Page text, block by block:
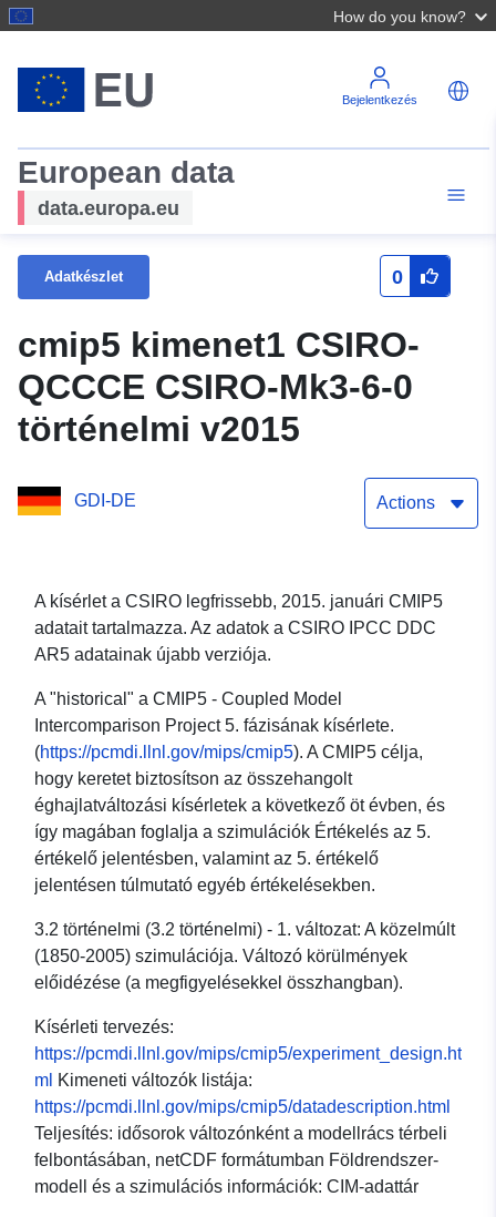
How do you know?
Bejelentkezés
European data
data.europa.eu
Adatkészlet 0
cmip5 kimenet1 CSIRO-
QCCCE CSIRO-Mk3-6-0
történelmi v2015
GDI-DE Actions
A kísérlet a CSIRO legfrissebb, 2015. januári CMIP5
adatait tartalmazza. Az adatok a CSIRO IPCC DDC
AR5 adatainak újabb verziója.
A "historical" a CMIP5 - Coupled Model
Intercomparison Project 5. fázisának kísérlete.
(https://pcmdi.llnl.gov/mips/cmip5). A CMIP5 célja,
hogy keretet biztosítson az összehangolt
éghajlatváltozási kísérletek a következő öt évben, és
így magában foglalja a szimulációk Értékelés az 5.
értékelő jelentésben, valamint az 5. értékelő
jelentésen túlmutató egyéb értékelésekben.
3.2 történelmi (3.2 történelmi) - 1. változat: A közelmúlt
(1850-2005) szimulációja. Változó körülmények
előidézése (a megfigyelésekkel összhangban).
Kísérleti tervezés:
https://pcmdi.llnl.gov/mips/cmip5/experiment_design.ht
ml Kimeneti változók listája:
https://pcmdi.llnl.gov/mips/cmip5/datadescription.html
Teljesítés: idősorok változónként a modellrács térbeli
felbontásában, netCDF formátumban Földrendszer-
modell és a szimulációs információk: CIM-adattár